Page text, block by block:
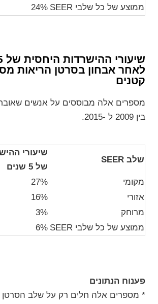
ממוצע של כל שלבי SEER
24%
לאחר אבחון בסרטן הריאות
קטנים
בין 2009 ל -2015.
שלב SEER
שיעורי
של 5 שנים
מקומי
27%
אזורי
16%
מרוחק
3%
ממוצע של כל שלבי SEER
6%
פענוח הנתונים
* מספרים אלה חלים רק על שלב